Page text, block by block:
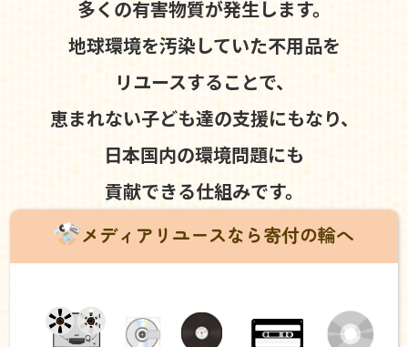
多くの有害物質が発生します。
地球環境を汚染していた不用品を
リユースすることで、
恵まれない子ども達の支援にもなり、
日本国内の環境問題にも
貢献できる仕組みです。
メディアリユースなら寄付の輪へ